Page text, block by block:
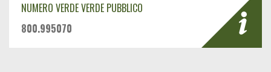
NUMERO VERDE VERDE PUBBLICO
800.995070